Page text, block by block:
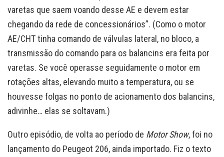
varetas que saem voando desse AE e devem estar
chegando da rede de concessionários”. (Como o motor
AE/CHT tinha comando de válvulas lateral, no bloco, a
transmissão do comando para os balancins era feita por
varetas. Se você operasse seguidamente o motor em
rotações altas, elevando muito a temperatura, ou se
houvesse folgas no ponto de acionamento dos balancins,
adivinhe… elas se soltavam.)
Outro episódio, de volta ao período de Motor Show, foi no
lançamento do Peugeot 206, ainda importado. Fiz o texto